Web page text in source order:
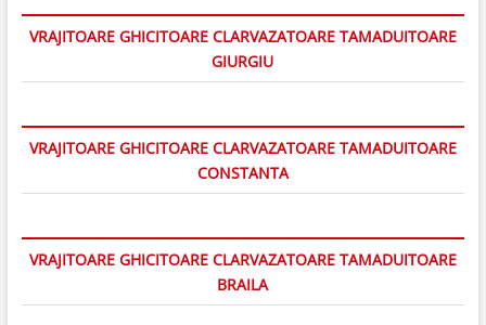
VRAJITOARE GHICITOARE CLARVAZATOARE TAMADUITOARE
GIURGIU
VRAJITOARE GHICITOARE CLARVAZATOARE TAMADUITOARE
CONSTANTA
VRAJITOARE GHICITOARE CLARVAZATOARE TAMADUITOARE
BRAILA